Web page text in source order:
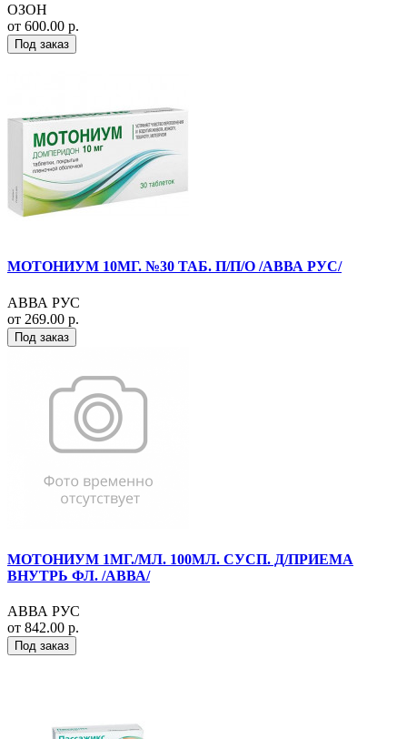
ОЗОН
от 600.00 р.
Под заказ
МОТОНИУМ 10МГ. №30 ТАБ. П/П/О /АВВА РУС/
АВВА РУС
от 269.00 р.
Под заказ
МОТОНИУМ 1МГ./МЛ. 100МЛ. СУСП. Д/ПРИЕМА
ВНУТРЬ ФЛ. /АВВА/
АВВА РУС
от 842.00 р.
Под заказ